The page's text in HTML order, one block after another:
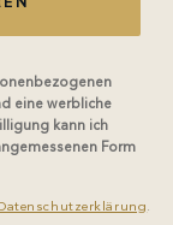
eine werbliche
kann ich
Form
.